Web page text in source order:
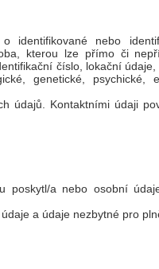
identifikované nebo
kterou lze přímo či
číslo, lokační
genetické, psychické,
údajů. Kontaktními údaji
poskytl/a nebo osobní
a údaje nezbytné pro